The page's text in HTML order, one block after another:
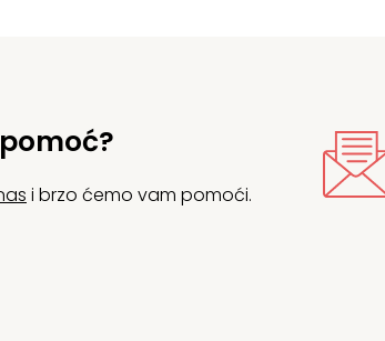
i brzo ćemo vam pomoći.